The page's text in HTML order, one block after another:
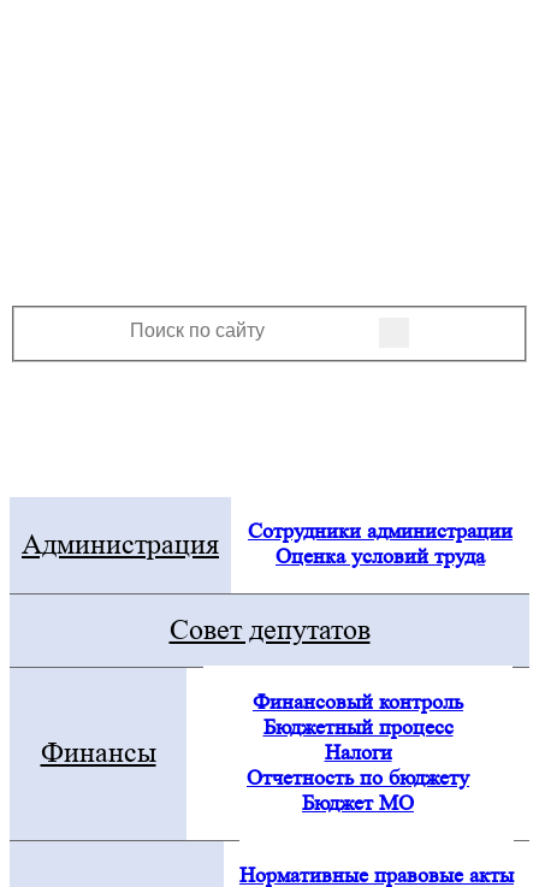
Администрация
Сотрудники администрации
Оценка условий труда
Совет депутатов
Финансы
Финансовый контроль
Бюджетный процесс
Налоги
Отчетность по бюджету
Бюджет МО
Нормативные правовые акты